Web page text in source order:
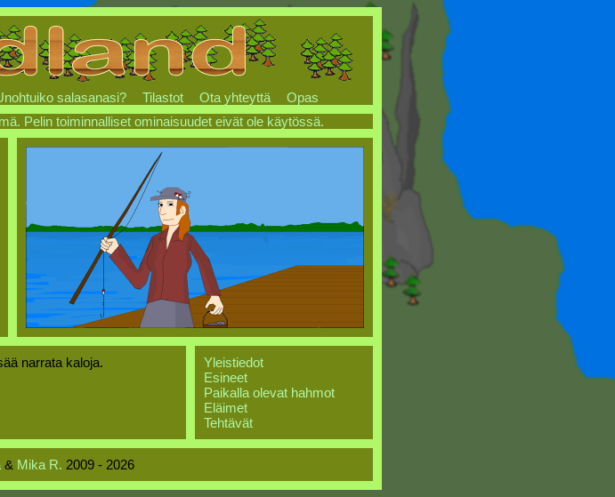
salasanasi? Tilastot Ota yhteyttä
Opas
Pelin toiminnalliset ominaisuudet eivät ole käytössä.
narrata kaloja.
Yleistiedot
Esineet
Paikalla olevat hahmot
Eläimet
Tehtävät
& Mika R. 2009 - 2026